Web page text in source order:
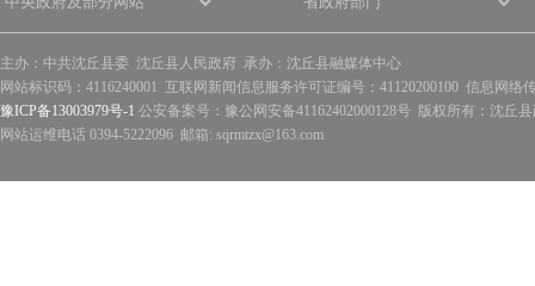
主办：中共沈丘县委 沈丘县人民政府 承办：沈丘县融媒体中心
网站标识码：4116240001 互联网新闻信息服务许可证编号：41120200100 信息网络
豫ICP备13003979号-1 公安备案号：豫公网安备41162402000128号 版权所有：沈丘
网站运维电话 0394-5222096 邮箱: sqrmtzx@163.com